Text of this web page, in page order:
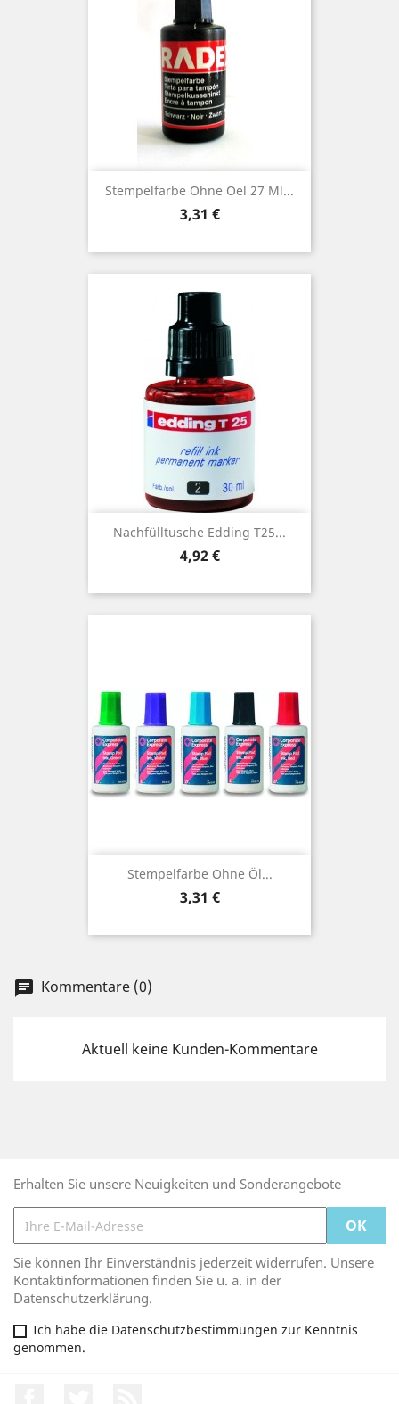
Stempelfarbe Ohne Oel 27 Ml...
Preis
3,31 €
Nachfülltusche Edding T25...
Preis
4,92 €
Stempelfarbe Ohne Öl...
Preis
3,31 €
chat Kommentare (0)
Aktuell keine Kunden-Kommentare
Erhalten Sie unsere Neuigkeiten und Sonderangebote
Sie können Ihr Einverständnis jederzeit widerrufen. Unsere
Kontaktinformationen finden Sie u. a. in der
Datenschutzerklärung.
Ich habe die Datenschutzbestimmungen zur Kenntnis
genommen.